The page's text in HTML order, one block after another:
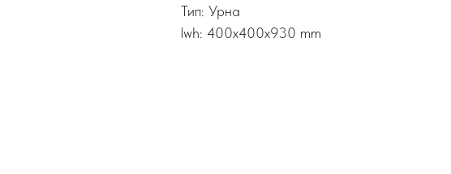
Тип: Урна
lwh: 400x400x930 mm